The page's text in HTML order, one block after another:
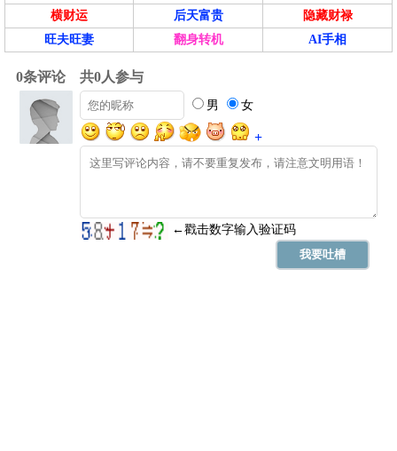
横财运
后天富贵
隐藏财禄
旺夫旺妻
翻身转机 AI手相